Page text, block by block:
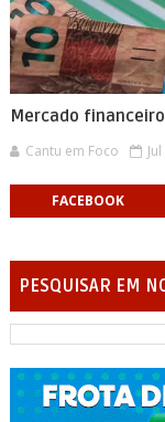
Mercado
Cantu em Foco
FACEBOOK
PESQUISAR EM